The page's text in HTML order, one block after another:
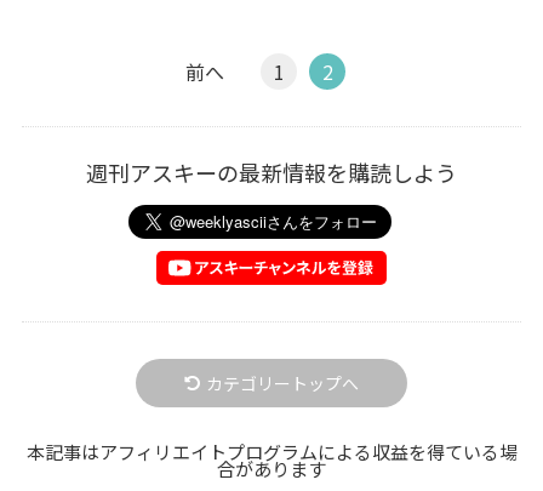
前へ 1 2
週刊アスキーの最新情報を購読しよう
カテゴリートップへ
本記事はアフィリエイトプログラムによる収益を得ている場
合があります